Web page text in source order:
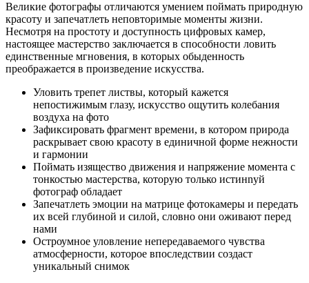
Великие фотографы отличаются умением поймать природную
красоту и запечатлеть неповторимые моменты жизни.
Несмотря на простоту и доступность цифровых камер,
настоящее мастерство заключается в способности ловить
единственные мгновения, в которых обыденность
преображается в произведение искусства.
Уловить трепет листвы, который кажется
непостижимым глазу, искусство ощутить колебания
воздуха на фото
Зафиксировать фрагмент времени, в котором природа
раскрывает свою красоту в единичной форме нежности
и гармонии
Поймать изящество движения и напряжение момента с
тонкостью мастерства, которую только истинnyй
фотограф обладает
Запечатлеть эмоции на матрице фотокамеры и передать
их всей глубиной и силой, словно они оживают перед
нами
Остроумное уловление непередаваемого чувства
атмосферности, которое впоследствии создаст
уникальный снимок